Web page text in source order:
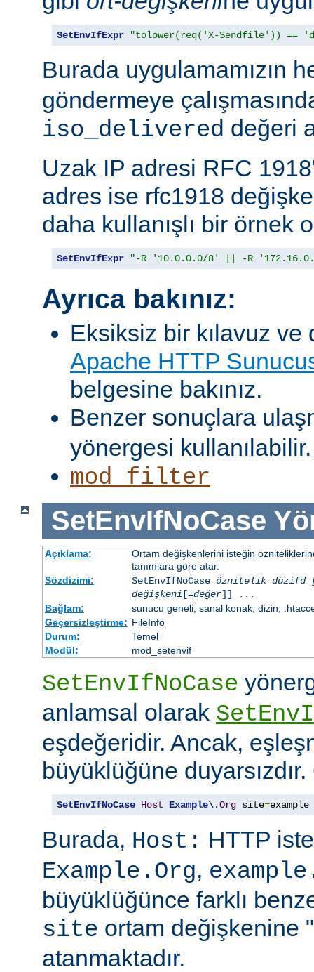
SetEnvIfExpr "tolower(req('X-Sendfile')) ==
Burada uygulamamızın
göndermeye
iso_delivered değeri
Uzak IP adresi RFC
adres ise rfc1918
daha kullanışlı bir örnek
SetEnvIfExpr "-R '10.0.0.0/8' || -R
Ayrıca bakınız:
Eksiksiz bir kılavuz
Apache HTTP
belgesine bakınız.
Benzer sonuçlara
yönergesi kullanılabilir.
mod_filter
SetEnvIfNoCase
Açıklama:
Ortam değişkenlerini isteğin
tanımlara göre atar.
Sözdizimi:
SetEnvIfNoCase öznitelik düzifd
değişkeni [=değer]] ...
Bağlam:
sunucu geneli, sanal konak, dizin,
Geçersizleştirme: FileInfo
Durum:
Temel
Modül:
mod_setenvif
SetEnvIfNoCase
anlamsal olarak
eşdeğeridir. Ancak,
büyüklüğüne
SetEnvIfNoCase Host Example\.Org site=example
Burada, Host: HTTP
Example.Org,
büyüklüğünce farklı
site ortam değişkenine "
atanmaktadır.